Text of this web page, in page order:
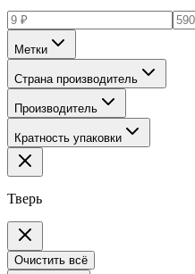
Метки
Страна производитель
Производитель
Кратность упаковки
Тверь
Очистить всё